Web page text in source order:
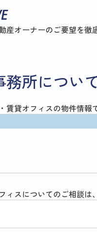
産オーナーのご要望を徹
務所につい
貸オフィスの物件情報
ィスについてのご相談は